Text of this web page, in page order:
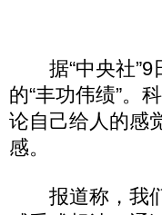
据“中央社”9
的“丰功伟绩”。
论自己给人的感
感。
报道称，我们